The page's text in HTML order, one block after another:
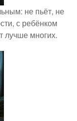
не пьёт, не
с ребёнком
лучше многих.